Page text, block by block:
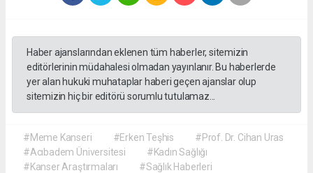
Haber ajanslarından eklenen tüm haberler, sitemizin
editörlerinin müdahalesi olmadan yayınlanır. Bu haberlerde
yer alan hukuki muhataplar haberi geçen ajanslar olup
sitemizin hiç bir editörü sorumlu tutulamaz...
#Meme Kanseri #Erken Teşhis
#Prof. Dr. Cihan Uras
#Acıbadem Üniversitesi
#Kadın Sağlığı
#Kanser Araştırmaları
#Sağlık Haberleri